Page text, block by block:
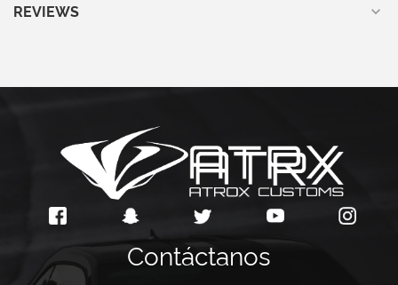
REVIEWS
Contáctanos